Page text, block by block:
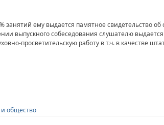
занятий ему выдается памятное свидетельство
выпускного собеседования слушателю
просветительскую работу в т.ч. в качестве
общество